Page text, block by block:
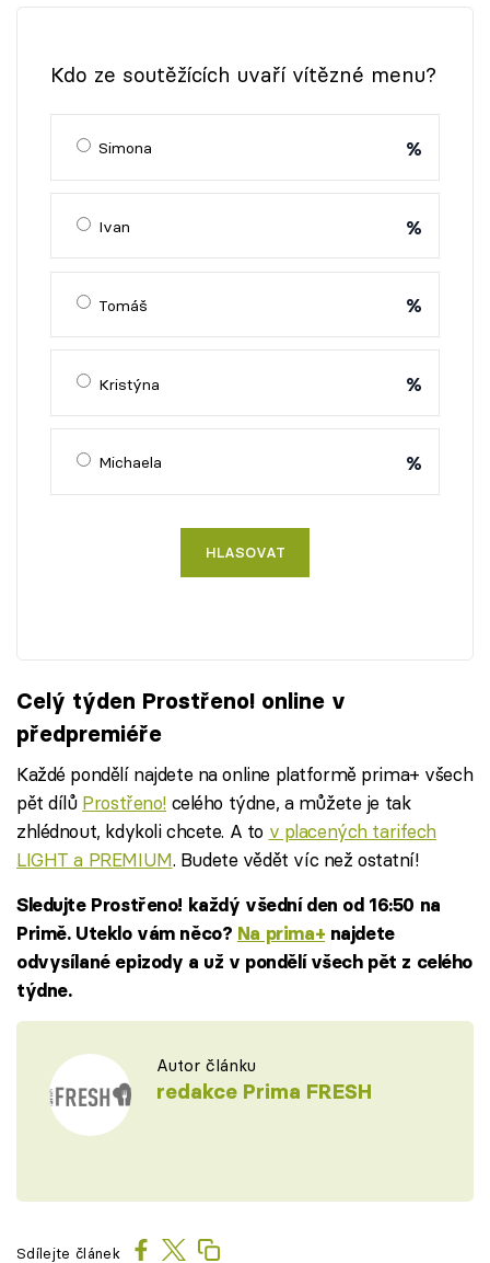
Kdo ze soutěžících uvaří vítězné menu?
Simona %
Ivan %
Tomáš %
Kristýna %
Michaela %
HLASOVAT
Celý týden Prostřeno! online v
předpremiéře
Každé pondělí najdete na online platformě prima+ všech
pět dílů Prostřeno!celého týdne, a můžete je tak
zhlédnout, kdykoli chcete. A to v placených tarifech
LIGHT a PREMIUM. Budete vědět víc než ostatní!
Sledujte Prostřeno! každý všední den od 16:50 na
Primě. Uteklo vám něco? Na prima+ najdete
odvysílané epizody a už v pondělí všech pět z celého
týdne.
Autor článku
redakce Prima FRESH
Sdílejte článek